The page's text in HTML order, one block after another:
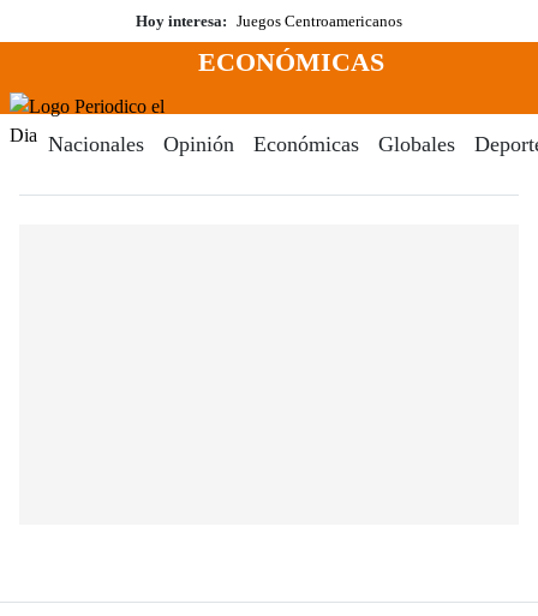
al
Hoy interesa: Juegos Centroamericanos
Menú
ECONÓMICAS
Nacionales Opinión Económicas Globales